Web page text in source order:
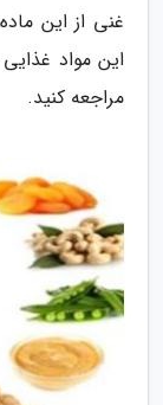
غنی از این
این مواد
مراجعه کنید.